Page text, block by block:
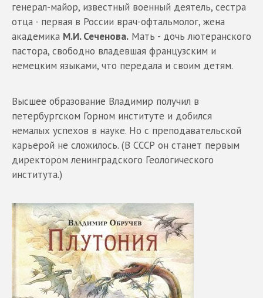
генерал-майор, известный военный деятель, сестра
отца - первая в России врач-офтальмолог, жена
академика М.И. Сеченова. Мать - дочь лютеранского
пастора, свободно владевшая французским и
немецким языками, что передала и своим детям.
Высшее образование Владимир получил в
петербургском Горном институте и добился
немалых успехов в науке. Но с преподавательской
карьерой не сложилось. (В СССР он станет первым
директором ленинградского Геологического
института.)